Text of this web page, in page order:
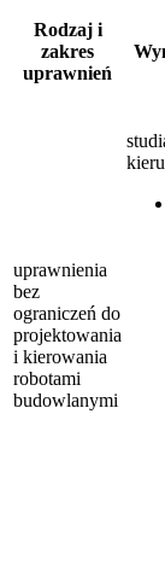
Rodzaj i
zakres
uprawnień
uprawnienia
bez
ograniczeń do
projektowania
i kierowania
robotami
budowlanymi